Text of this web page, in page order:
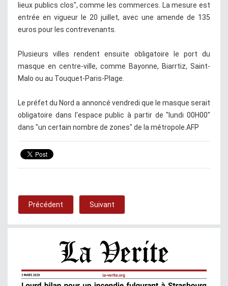
lieux publics clos", comme les commerces. La mesure est
entrée en vigueur le 20 juillet, avec une amende de 135
euros pour les contrevenants.
Plusieurs villes rendent ensuite obligatoire le port du
masque en centre-ville, comme Bayonne, Biarrtiz, Saint-
Malo ou au Touquet-Paris-Plage.
Le préfet du Nord a annoncé vendredi que le masque serait
obligatoire dans l'espace public à partir de "lundi 00H00"
dans "un certain nombre de zones" de la métropole.AFP
Précédent Suivant